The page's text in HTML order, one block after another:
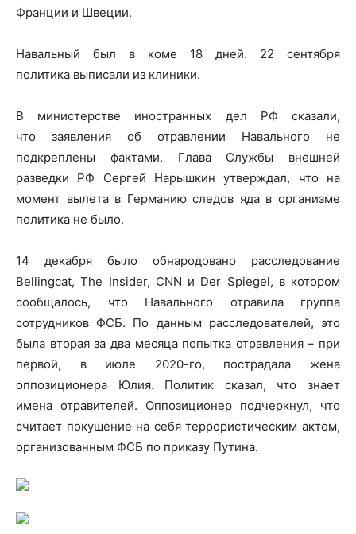
Франции и Швеции.
Навальный был в коме 18 дней. 22 сентября
политика выписали из клиники.
В министерстве иностранных дел РФ сказали,
что заявления об отравлении Навального не
подкреплены фактами. Глава Службы внешней
разведки РФ Сергей Нарышкин утверждал, что на
момент вылета в Германию следов яда в организме
политика не было.
14 декабря было обнародовано расследование
Bellingcat, The Insider, CNN и Der Spiegel, в котором
сообщалось, что Навального отравила группа
сотрудников ФСБ. По данным расследователей, это
была вторая за два месяца попытка отравления – при
первой, в июле 2020-го, пострадала жена
оппозиционера Юлия. Политик сказал, что знает
имена отравителей. Оппозиционер подчеркнул, что
считает покушение на себя террористическим актом,
организованным ФСБ по приказу Путина.